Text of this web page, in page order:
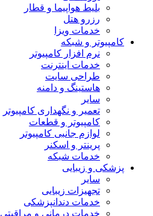
بلیط هواپیما و قطار
رزرو هتل
خدمات ویزا
کامپیوتر و شبکه
نرم افزار کامپیوتر
خدمات اینترنت
طراحی سایت
هاستینگ و دامنه
سایر
تعمیر و نگهداری کامپیوتر
کامپیوتر و قطعات
لوازم جانبی کامپیوتر
پرینتر و اسکنر
خدمات شبکه
پزشکی و زیبایی
سایر
تجهیزات زیبایی
خدمات دندانپزشکی
خدمات درمانی و مراقبتی